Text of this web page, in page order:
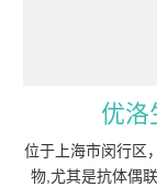
优洛
位于上海市闵行区
物,尤其是抗体偶